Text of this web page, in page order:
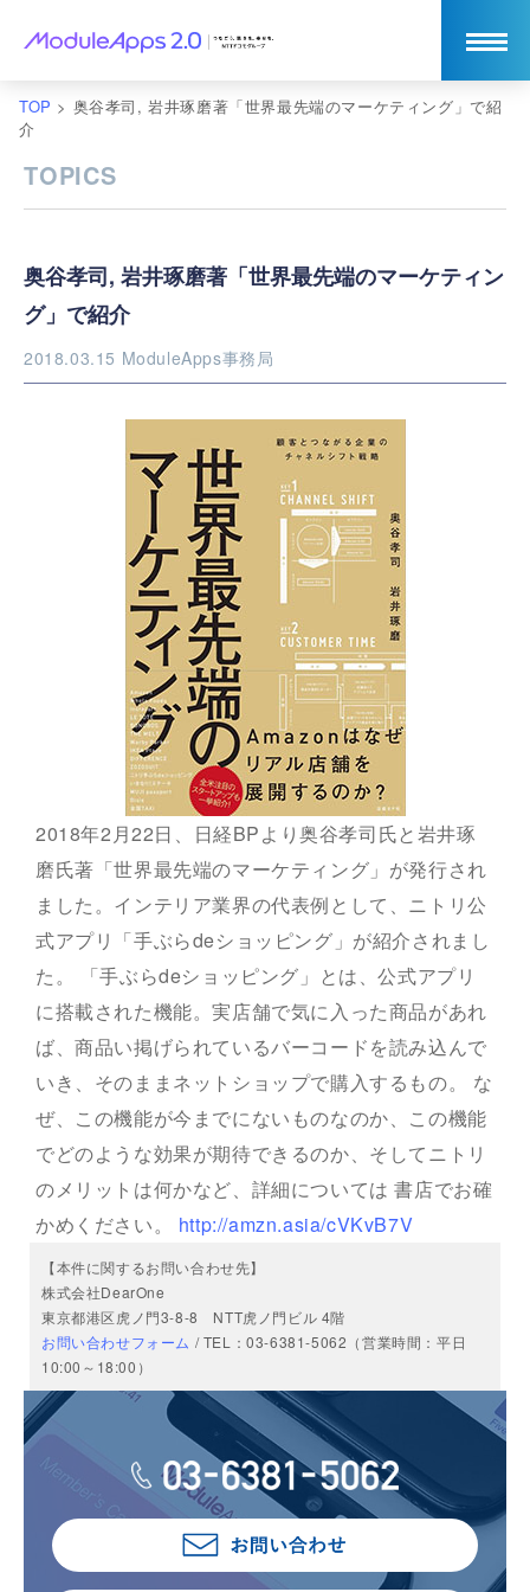
TOP > 奥谷孝司, 岩井琢磨著「世界最先端のマーケティング」で紹
介
TOPICS
奥谷孝司, 岩井琢磨著「世界最先端のマーケティン
グ」で紹介
2018.03.15 ModuleApps事務局
2018年2月22日、日経BPより奥谷孝司氏と岩井琢
磨氏著「世界最先端のマーケティング」が発行され
ました。インテリア業界の代表例として、ニトリ公
式アプリ「手ぶらdeショッピング」が紹介されまし
た。 「手ぶらdeショッピング」とは、公式アプリ
に搭載された機能。実店舗で気に入った商品があれ
ば、商品い掲げられているバーコードを読み込んで
いき、そのままネットショップで購入するもの。 な
ぜ、この機能が今までにないものなのか、この機能
でどのような効果が期待できるのか、そしてニトリ
のメリットは何かなど、詳細については 書店でお確
かめください。 http://amzn.asia/cVKvB7V
【本件に関するお問い合わせ先】
株式会社DearOne
東京都港区虎ノ門3-8-8 NTT虎ノ門ビル 4階
お問い合わせフォーム / TEL：03-6381-5062（営業時間：平日
10:00～18:00）